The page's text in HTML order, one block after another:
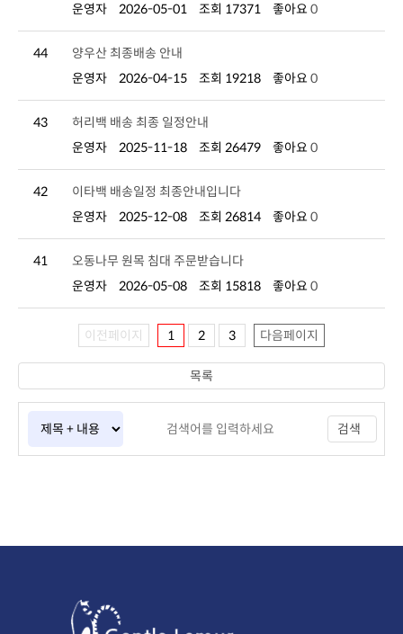
운영자
2026-05-01 조회 17371 좋아요 0
44
양우산 최종배송 안내
운영자
2026-04-15 조회 19218 좋아요 0
43
허리백 배송 최종 일정안내
운영자
2025-11-18 조회 26479 좋아요 0
42
이타백 배송일정 최종안내입니다
운영자
2025-12-08 조회 26814 좋아요 0
41
오동나무 원목 침대 주문받습니다
운영자
2026-05-08 조회 15818 좋아요 0
이전페이지 1 2 3 다음페이지
검색
목록